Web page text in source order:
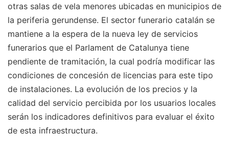
otras salas de vela menores ubicadas en municipios de
la periferia gerundense. El sector funerario catalán se
mantiene a la espera de la nueva ley de servicios
funerarios que el Parlament de Catalunya tiene
pendiente de tramitación, la cual podría modificar las
condiciones de concesión de licencias para este tipo
de instalaciones. La evolución de los precios y la
calidad del servicio percibida por los usuarios locales
serán los indicadores definitivos para evaluar el éxito
de esta infraestructura.